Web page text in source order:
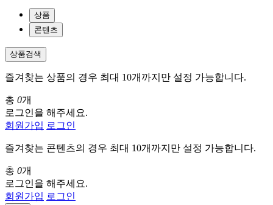
상품
콘텐츠
상품검색
즐겨찾는 상품의 경우 최대 10개까지만 설정 가능합니다.
총 0개
로그인을 해주세요.
회원가입 로그인
즐겨찾는 콘텐츠의 경우 최대 10개까지만 설정 가능합니다.
총 0개
로그인을 해주세요.
회원가입 로그인